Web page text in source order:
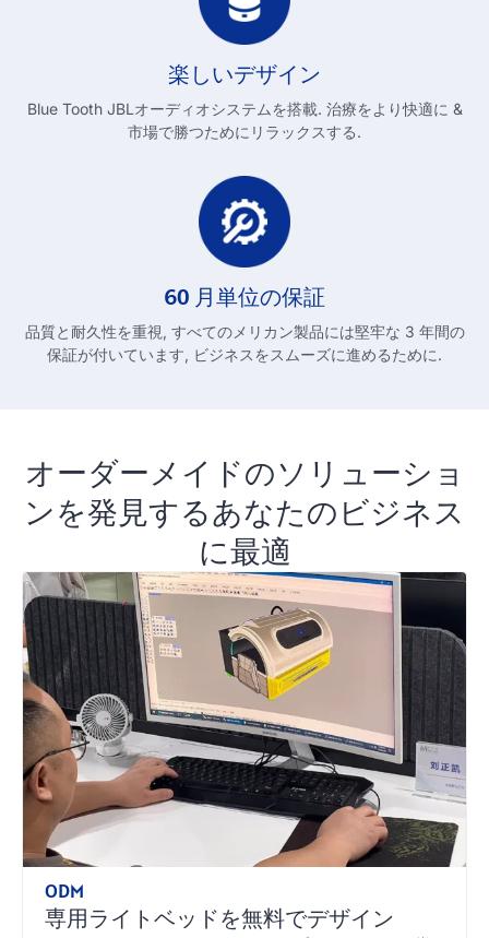
楽しいデザイン
Blue Tooth JBLオーディオシステムを搭載. 治療をより快適に &
市場で勝つためにリラックスする.
60 月単位の保証
品質と耐久性を重視, すべてのメリカン製品には堅牢な 3 年間の
保証が付いています, ビジネスをスムーズに進めるために.
オーダーメイドのソリューショ
ンを発見するあなたのビジネス
に最適
ODM
専用ライトベッドを無料でデザイン